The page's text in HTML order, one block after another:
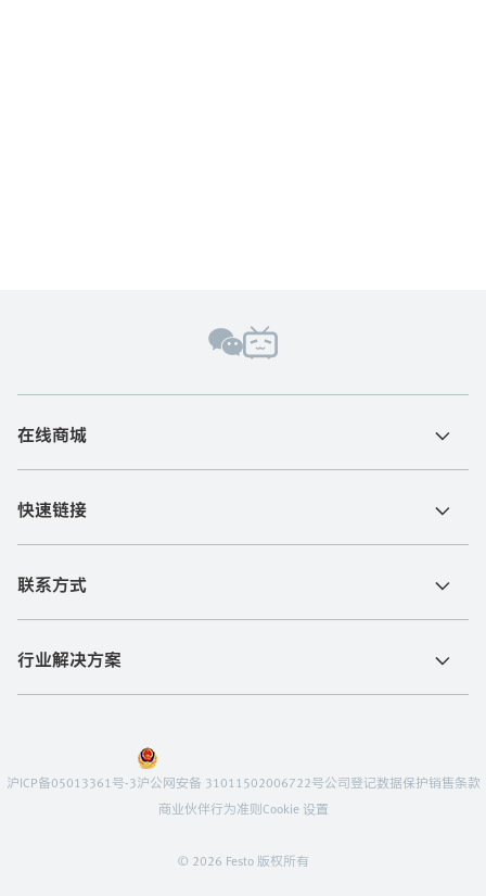
在线商城
快速链接
联系方式
行业解决方案
© 2026 Festo 版权所有
沪ICP备05013361号-3沪公网安备 31011502006722号公司登记数据保护销售条款
商业伙伴行为准则Cookie 设置